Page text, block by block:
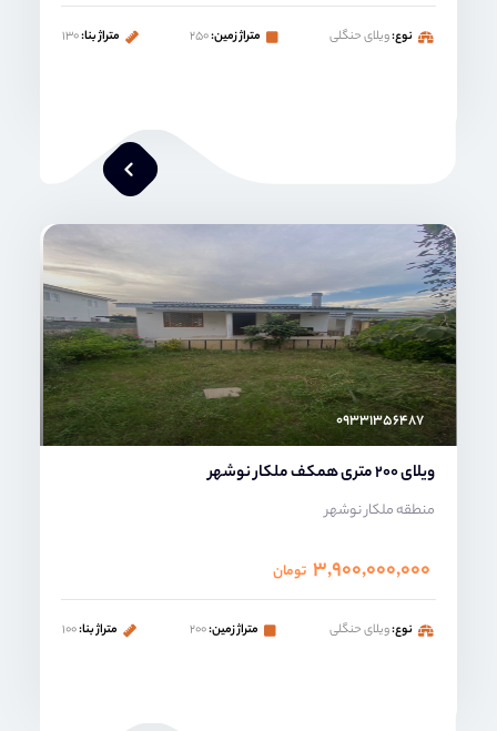
نوع:ویلای حنگلی متراژ زمین:۲۵۰ متراژ بنا:۱۳۰
۰۹۳۳۱۳۵۶۴۸۷
ویلای 200 متری همکف ملکار نوشهر
منطقه ملکار نوشهر
۳,۹۰۰,۰۰۰,۰۰۰ تومان
نوع:ویلای حنگلی متراژ زمین:۲۰۰ متراژ بنا:۱۰۰